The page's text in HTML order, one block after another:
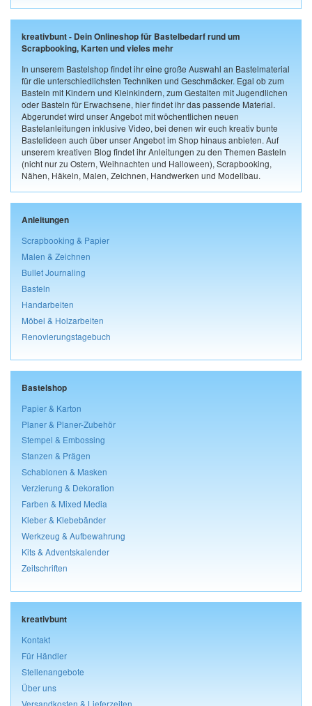
kreativbunt - Dein Onlineshop für Bastelbedarf rund um
Scrapbooking, Karten und vieles mehr
In unserem Bastelshop findet ihr eine große Auswahl an Bastelmaterial
für die unterschiedlichsten Techniken und Geschmäcker. Egal ob zum
Basteln mit Kindern und Kleinkindern, zum Gestalten mit Jugendlichen
oder Basteln für Erwachsene, hier findet ihr das passende Material.
Abgerundet wird unser Angebot mit wöchentlichen neuen
Bastelanleitungen inklusive Video, bei denen wir euch kreativ bunte
Bastelideen auch über unser Angebot im Shop hinaus anbieten. Auf
unserem kreativen Blog findet ihr Anleitungen zu den Themen Basteln
(nicht nur zu Ostern, Weihnachten und Halloween), Scrapbooking,
Nähen, Häkeln, Malen, Zeichnen, Handwerken und Modellbau.
Anleitungen
Scrapbooking & Papier
Malen & Zeichnen
Bullet Journaling
Basteln
Handarbeiten
Möbel & Holzarbeiten
Renovierungstagebuch
Bastelshop
Papier & Karton
Planer & Planer-Zubehör
Stempel & Embossing
Stanzen & Prägen
Schablonen & Masken
Verzierung & Dekoration
Farben & Mixed Media
Kleber & Klebebänder
Werkzeug & Aufbewahrung
Kits & Adventskalender
Zeitschriften
kreativbunt
Kontakt
Für Händler
Stellenangebote
Über uns
Versandkosten & Lieferzeiten